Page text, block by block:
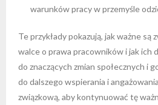
warunków pracy w przemyśle
Te przykłady pokazują, jak ważne są
walce o prawa pracowników i jak ich
do znaczących zmian społecznych i
do dalszego wspierania i
związkową, aby kontynuować tę